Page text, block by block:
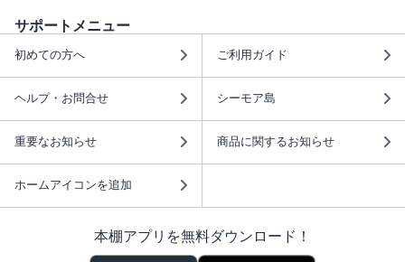
サポートメニュー
初めての方へ ご利用ガイド
ヘルプ・お問合せ シーモア島
重要なお知らせ 商品に関するお知らせ
ホームアイコンを追加
本棚アプリを無料ダウンロード！